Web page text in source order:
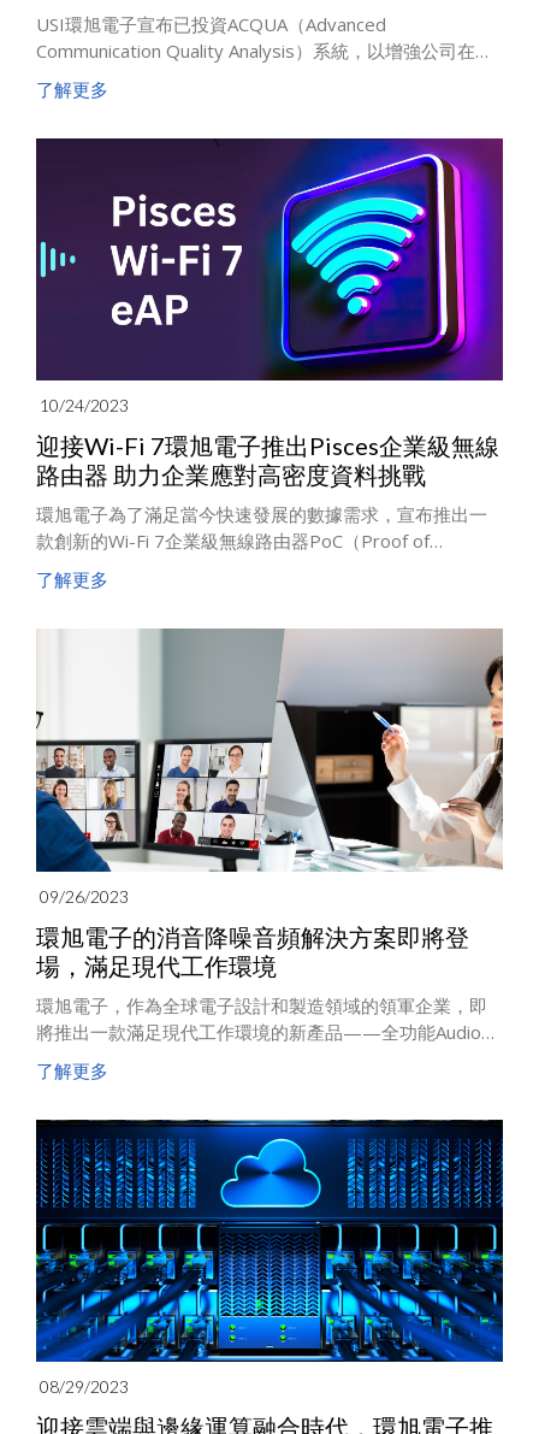
USI環旭電子宣布已投資ACQUA（Advanced
Communication Quality Analysis）系統，以增強公司在互
聯網電話協定VoIP (Voice over Internet Protocol)通信測
試能力。
了解更多
10/24/2023
迎接Wi-Fi 7環旭電子推出Pisces企業級無線
路由器 助力企業應對高密度資料挑戰
環旭電子為了滿足當今快速發展的數據需求，宣布推出一
款創新的Wi-Fi 7企業級無線路由器PoC（Proof of
Concept）產品，名為"Pisces"（以下簡稱 Pisces Wi-Fi 7
eAP）。這一產品的推出將為企業網絡和網絡安全領域的專
了解更多
09/26/2023
環旭電子的消音降噪音頻解決方案即將登
場，滿足現代工作環境
環旭電子，作為全球電子設計和製造領域的領軍企業，即
將推出一款滿足現代工作環境的新產品——全功能Audio
Dock。這款由環旭電子設計和研發的全功能Audio Dock具
備回聲消除和降噪功能，將重新定義視訊會議體驗，提升
了解更多
08/29/2023
迎接雲端與邊緣運算融合時代，環旭電子推